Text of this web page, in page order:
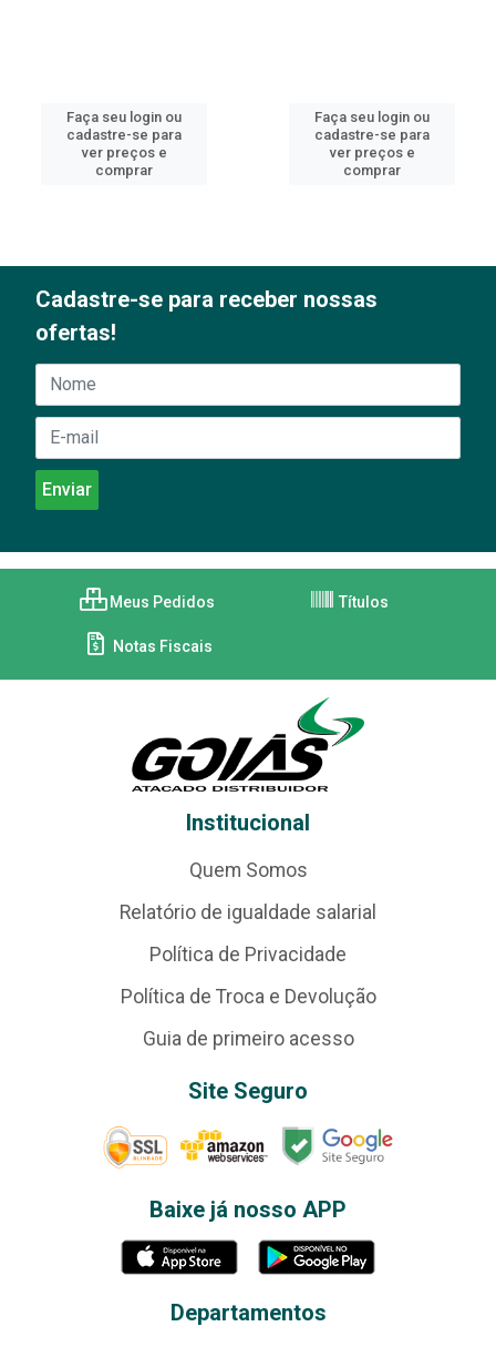
Faça seu login ou
cadastre-se para
ver preços e
comprar
Faça seu login ou
cadastre-se para
ver preços e
comprar
Cadastre-se para receber nossas
ofertas!
Meus Pedidos Títulos
Notas Fiscais
Institucional
Quem Somos
Relatório de igualdade salarial
Política de Privacidade
Política de Troca e Devolução
Guia de primeiro acesso
Site Seguro
Baixe já nosso APP
Departamentos